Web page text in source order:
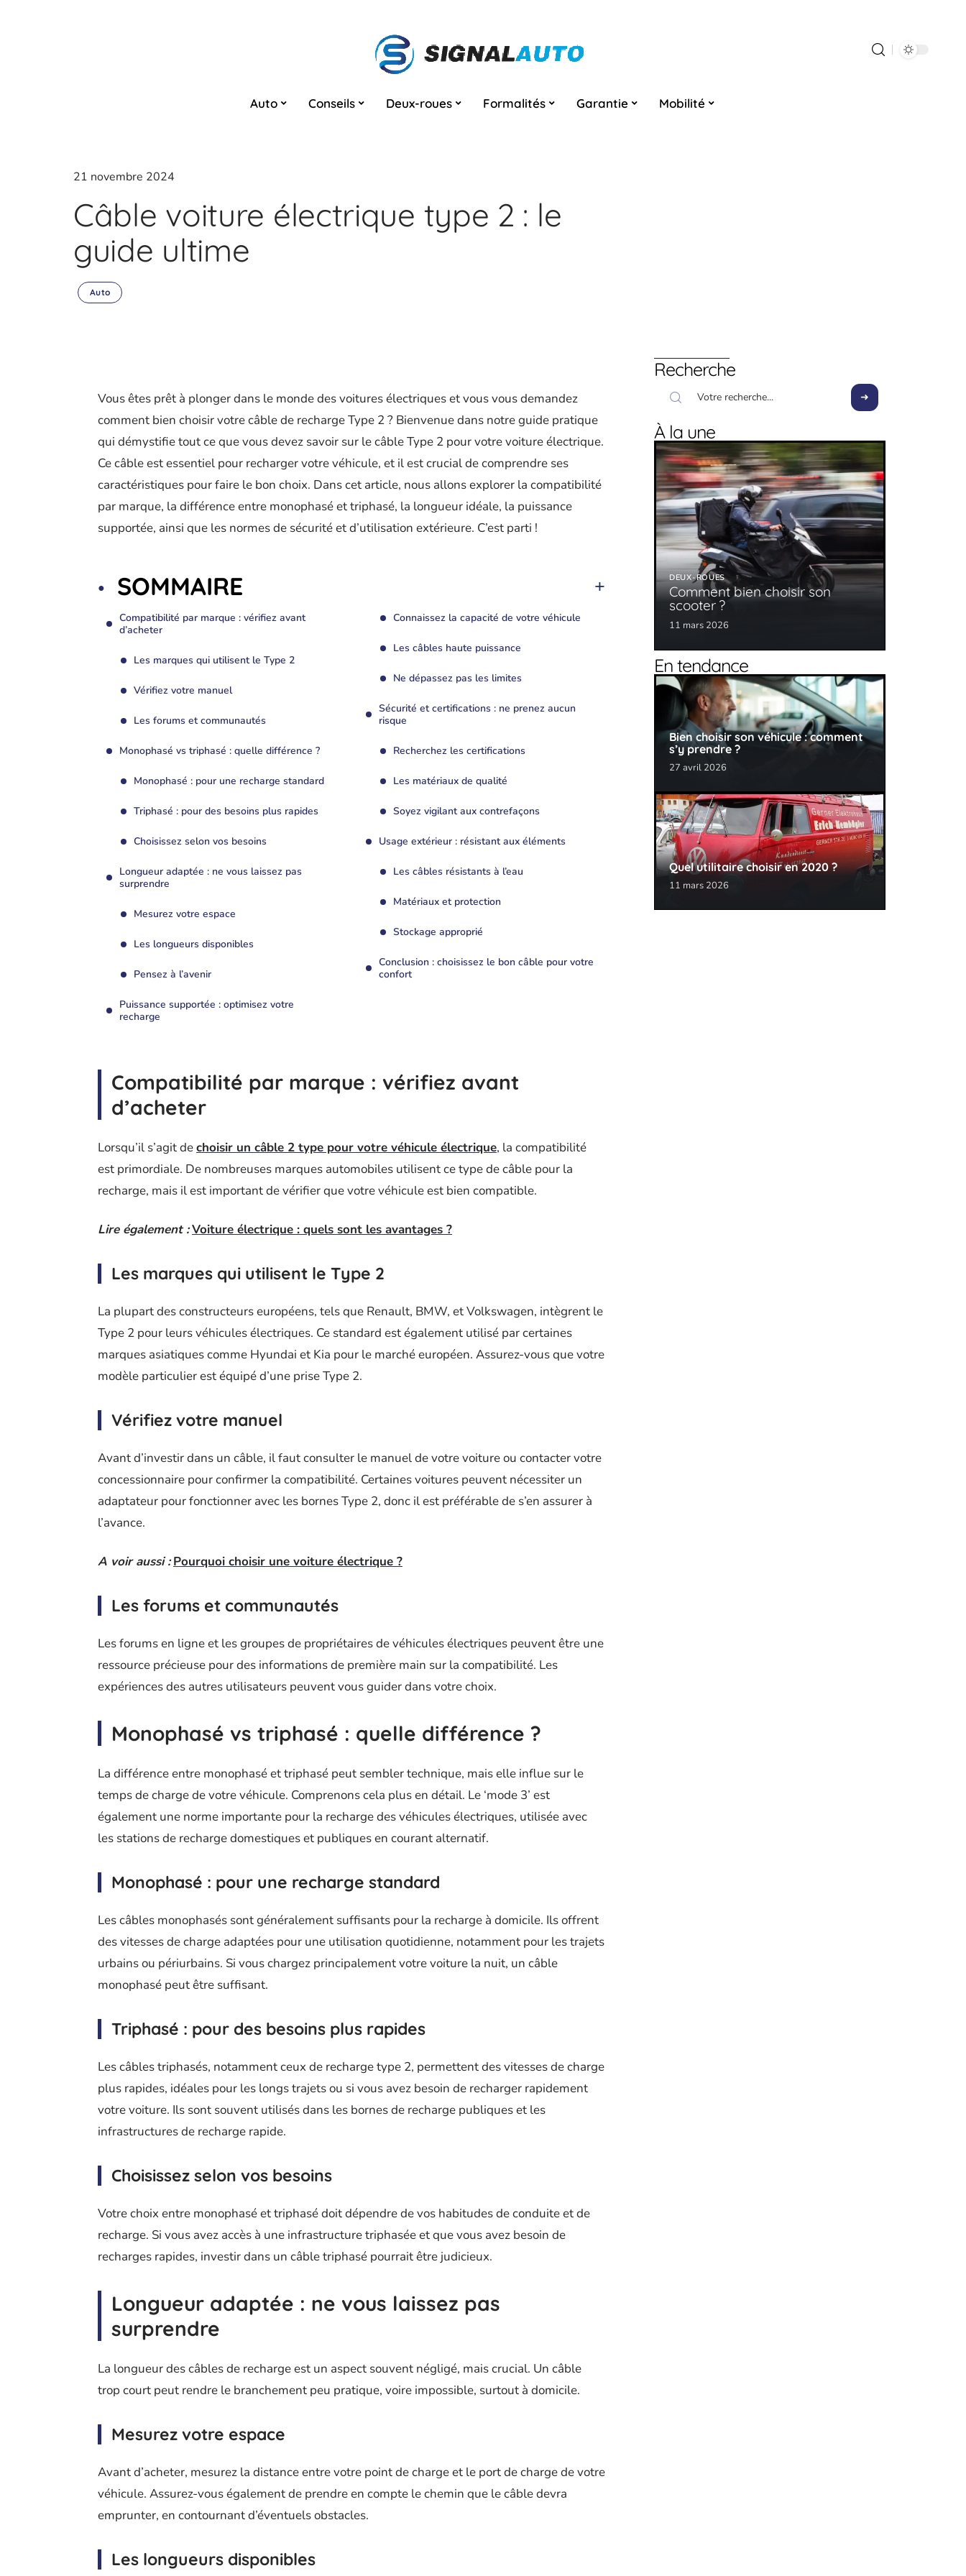
Auto Conseils Deux-roues Formalités Garantie Mobilité
21 novembre 2024
Câble voiture électrique type 2 : le
guide ultime
Auto
Vous êtes prêt à plonger dans le monde des voitures électriques et vous vous demandez
comment bien choisir votre câble de recharge Type 2 ? Bienvenue dans notre guide pratique
qui démystifie tout ce que vous devez savoir sur le câble Type 2 pour votre voiture électrique.
Ce câble est essentiel pour recharger votre véhicule, et il est crucial de comprendre ses
caractéristiques pour faire le bon choix. Dans cet article, nous allons explorer la compatibilité
par marque, la différence entre monophasé et triphasé, la longueur idéale, la puissance
supportée, ainsi que les normes de sécurité et d’utilisation extérieure. C’est parti !
SOMMAIRE
Compatibilité par marque : vérifiez avant
d’acheter
Les marques qui utilisent le Type 2
Vérifiez votre manuel
Les forums et communautés
Monophasé vs triphasé : quelle différence ?
Monophasé : pour une recharge standard
Triphasé : pour des besoins plus rapides
Choisissez selon vos besoins
Longueur adaptée : ne vous laissez pas
surprendre
Mesurez votre espace
Les longueurs disponibles
Pensez à l’avenir
Puissance supportée : optimisez votre
recharge
Connaissez la capacité de votre véhicule
Les câbles haute puissance
Ne dépassez pas les limites
Sécurité et certifications : ne prenez aucun
risque
Recherchez les certifications
Les matériaux de qualité
Soyez vigilant aux contrefaçons
Usage extérieur : résistant aux éléments
Les câbles résistants à l’eau
Matériaux et protection
Stockage approprié
Conclusion : choisissez le bon câble pour votre
confort
Compatibilité par marque : vérifiez avant
d’acheter
Lorsqu’il s’agit dechoisir un câble 2 type pour votre véhicule électrique, la compatibilité
est primordiale. De nombreuses marques automobiles utilisent ce type de câble pour la
recharge, mais il est important de vérifier que votre véhicule est bien compatible.
Lire également :Voiture électrique : quels sont les avantages ?
Les marques qui utilisent le Type 2
La plupart des constructeurs européens, tels que Renault, BMW, et Volkswagen, intègrent le
Type 2 pour leurs véhicules électriques. Ce standard est également utilisé par certaines
marques asiatiques comme Hyundai et Kia pour le marché européen. Assurez-vous que votre
modèle particulier est équipé d’une prise Type 2.
Vérifiez votre manuel
Avant d’investir dans un câble, il faut consulter le manuel de votre voiture ou contacter votre
concessionnaire pour confirmer la compatibilité. Certaines voitures peuvent nécessiter un
adaptateur pour fonctionner avec les bornes Type 2, donc il est préférable de s’en assurer à
l’avance.
A voir aussi : Pourquoi choisir une voiture électrique ?
Les forums et communautés
Les forums en ligne et les groupes de propriétaires de véhicules électriques peuvent être une
ressource précieuse pour des informations de première main sur la compatibilité. Les
expériences des autres utilisateurs peuvent vous guider dans votre choix.
Monophasé vs triphasé : quelle différence ?
La différence entre monophasé et triphasé peut sembler technique, mais elle influe sur le
temps de charge de votre véhicule. Comprenons cela plus en détail. Le ‘mode 3’ est
également une norme importante pour la recharge des véhicules électriques, utilisée avec
les stations de recharge domestiques et publiques en courant alternatif.
Monophasé : pour une recharge standard
Les câbles monophasés sont généralement suffisants pour la recharge à domicile. Ils offrent
des vitesses de charge adaptées pour une utilisation quotidienne, notamment pour les trajets
urbains ou périurbains. Si vous chargez principalement votre voiture la nuit, un câble
monophasé peut être suffisant.
Triphasé : pour des besoins plus rapides
Les câbles triphasés, notamment ceux de recharge type 2, permettent des vitesses de charge
plus rapides, idéales pour les longs trajets ou si vous avez besoin de recharger rapidement
votre voiture. Ils sont souvent utilisés dans les bornes de recharge publiques et les
infrastructures de recharge rapide.
Choisissez selon vos besoins
Votre choix entre monophasé et triphasé doit dépendre de vos habitudes de conduite et de
recharge. Si vous avez accès à une infrastructure triphasée et que vous avez besoin de
recharges rapides, investir dans un câble triphasé pourrait être judicieux.
Longueur adaptée : ne vous laissez pas
surprendre
La longueur des câbles de recharge est un aspect souvent négligé, mais crucial. Un câble
trop court peut rendre le branchement peu pratique, voire impossible, surtout à domicile.
Mesurez votre espace
Avant d’acheter, mesurez la distance entre votre point de charge et le port de charge de votre
véhicule. Assurez-vous également de prendre en compte le chemin que le câble devra
emprunter, en contournant d’éventuels obstacles.
Les longueurs disponibles
Recherche
À la une
DEUX-ROUES
Comment bien choisir son
scooter ?
11 mars 2026
En tendance
Bien choisir son véhicule : comment
s’y prendre ?
27 avril 2026
Quel utilitaire choisir en 2020 ?
11 mars 2026